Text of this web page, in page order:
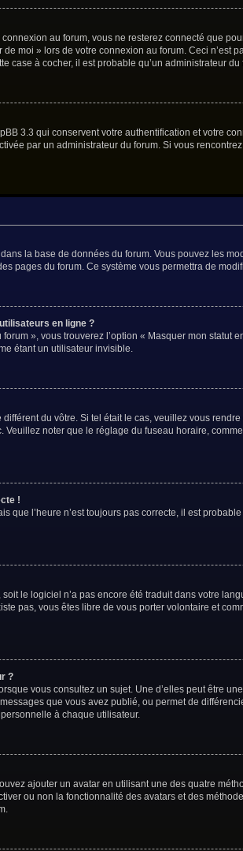
au forum, vous ne resterez connecté que
moi » lors de votre connexion au forum. Ceci
case à cocher, il est probable qu’un administrateur
3.3 qui conservent votre authentification et votre
par un administrateur du forum. Si vous
la base de données du forum. Vous pouvez les
pages du forum. Ce système vous permettra de
en ligne ?
», vous trouverez l’option « Masquer mon
étant un utilisateur invisible.
du vôtre. Si tel était le cas, veuillez vous
noter que le réglage du fuseau horaire,
!
que l’heure n’est toujours pas correcte, il est
le logiciel n’a pas encore été traduit dans votre
pas, vous êtes libre de vous porter volontaire et
?
vous consultez un sujet. Une d’elles peut être
que vous avez publié, ou permet de
à chaque utilisateur.
ajouter un avatar en utilisant une des quatre
ou non la fonctionnalité des avatars et des